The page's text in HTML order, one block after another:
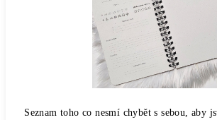
Seznam toho co nesmí chybět s sebou, aby